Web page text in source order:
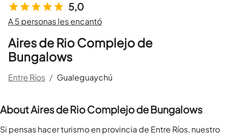
5,0
A 5 personas les encantó
Aires de Rio Complejo de
Bungalows
Entre Ríos / Gualeguaychú
About Aires de Rio Complejo de Bungalows
Si pensas hacer turismo en provincia de Entre Ríos, nuestro